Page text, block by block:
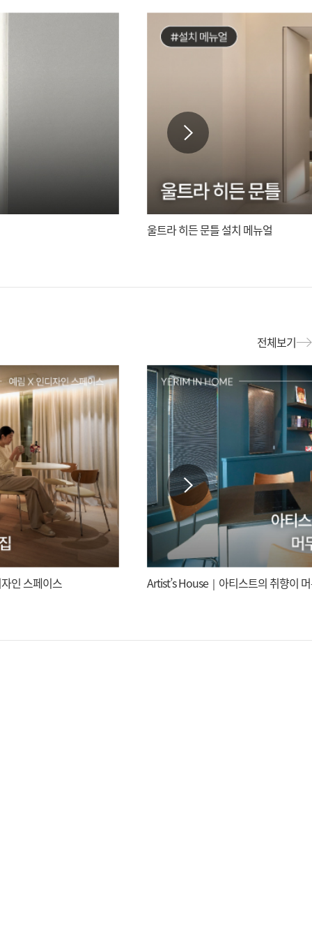
울트라 히든 문틀 설치 메뉴얼
전체보기
인 스페이스 Artist’s House｜아티스트의 취향이